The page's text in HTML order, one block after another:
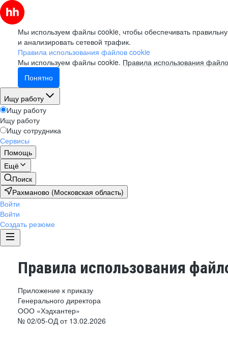
Мы используем файлы cookie, чтобы обеспечивать
и анализировать сетевой трафик.
Правила использования файлов cookie
Мы используем файлы cookie. Правила использования
Понятно
Ищу работу
Ищу работу
Ищу работу
Ищу сотрудника
Сервисы
Помощь
Ещё
Поиск
Рахманово (Московская область)
Войти
Войти
Создать резюме
Правила использования
Приложение к приказу
Генерального директора
ООО «Хэдхантер»
№ 02/05-ОД от 13.02.2026